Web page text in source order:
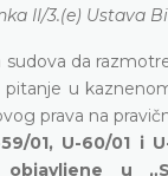
II/3.(e) Ustava
sudova da
u
prava na
01, U-60/01 i
u